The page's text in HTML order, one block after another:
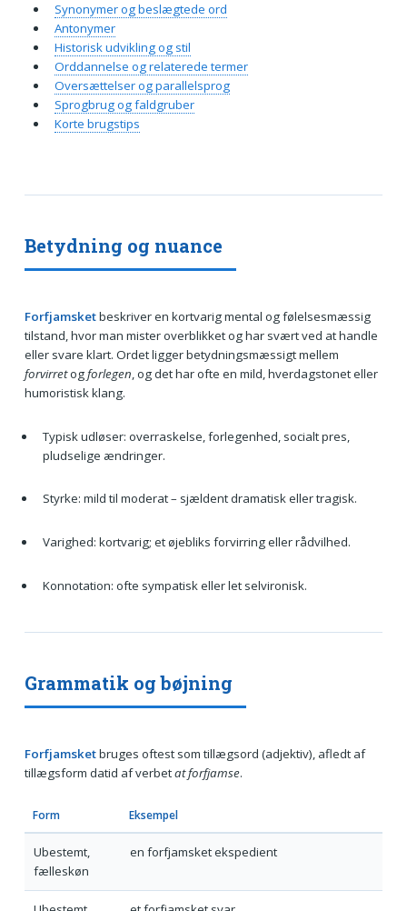
Betydning og nuance
Forfjamsketbeskriver en kortvarig mental og følelsesmæssig
tilstand, hvor man mister overblikket og har svært ved at handle
eller svare klart. Ordet ligger betydningsmæssigt mellem
forvirretogforlegen, og det har ofte en mild, hverdagstonet eller
humoristisk klang.
Typisk udløser: overraskelse, forlegenhed, socialt pres,
pludselige ændringer.
Styrke: mild til moderat – sjældent dramatisk eller tragisk.
Varighed: kortvarig; et øjebliks forvirring eller rådvilhed.
Konnotation: ofte sympatisk eller let selvironisk.
Grammatik og bøjning
Forfjamsketbruges oftest som tillægsord (adjektiv), afledt af
tillægsform datid af verbetat forfjamse.
Form Eksempel
Ubestemt,
fælleskøn
en forfjamsket ekspedient
Synonymer og beslægtede ord
Antonymer
Historisk udvikling og stil
Orddannelse og relaterede termer
Oversættelser og parallelsprog
Sprogbrug og faldgruber
Korte brugstips